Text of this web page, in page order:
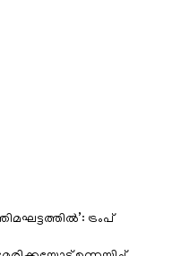
ട്രംപ്